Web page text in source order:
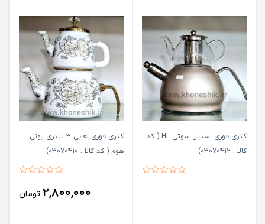
کتری قوری استیل سوتی HL ( کد
کالا : 03070412)
کتری قوری لعابی 3 لیتری یونی
هوم ( کد کالا : 03070410)
2,800,000 تومان